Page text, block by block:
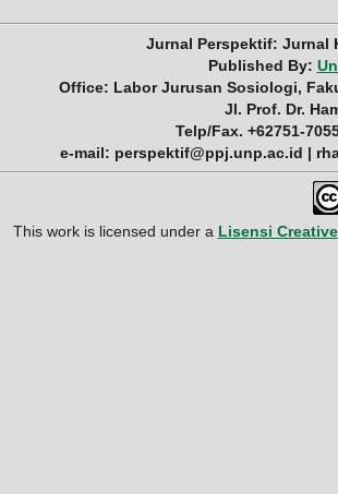
Jurnal Perspektif: Jurnal
Published By:
Office: Labor Jurusan Sosiologi,
Jl. Prof. Dr.
Telp/Fax. +62751-
e-mail: perspektif@ppj.unp.ac.id |
This work is licensed under a Lisensi